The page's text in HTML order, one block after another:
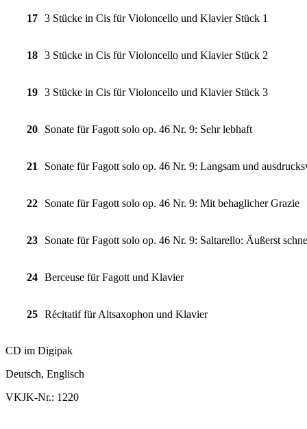
17 3 Stücke in Cis für Violoncello und Klavier Stück 1
18 3 Stücke in Cis für Violoncello und Klavier Stück 2
19 3 Stücke in Cis für Violoncello und Klavier Stück 3
20 Sonate für Fagott solo op. 46 Nr. 9: Sehr lebhaft
21 Sonate für Fagott solo op. 46 Nr. 9: Langsam und
22 Sonate für Fagott solo op. 46 Nr. 9: Mit behaglicher Grazie
23 Sonate für Fagott solo op. 46 Nr. 9: Saltarello: Äußerst
24 Berceuse für Fagott und Klavier
25 Récitatif für Altsaxophon und Klavier
CD im Digipak
Deutsch, Englisch
VKJK-Nr.: 1220